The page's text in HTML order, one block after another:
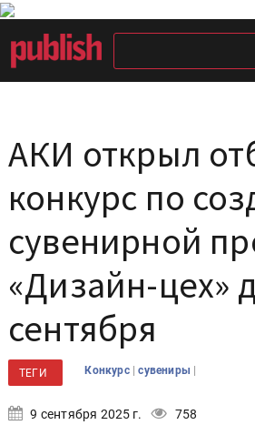
АКИ открыл
конкурс по
сувенирной
«Дизайн-цех»
сентября
ТЕГИ Конкурс |сувениры |
9 сентября 2025 г. 758